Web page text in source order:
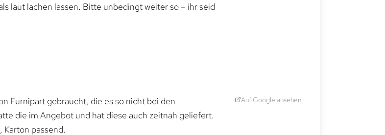
laut lachen lassen. Bitte unbedingt weiter so – ihr seid
Furnipart gebraucht, die es so nicht bei den
die im Angebot und hat diese auch zeitnah geliefert.
passend.
Auf Google ansehen